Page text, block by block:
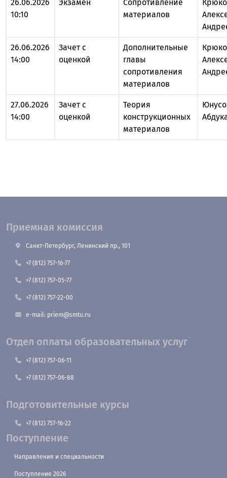
26.06.2026
10:10
Экзамен
Сопротивление
материалов
26.06.2026
14:00
Зачет с
оценкой
Дополнительные
главы
сопротивления
материалов
27.06.2026
14:00
Зачет с
оценкой
Теория
конструкционных
материалов
Приемная комиссия
Санкт-Петербург, Ленинский пр., 101
+7 (812) 757-16-77
+7 (812) 757-05-77
+7 (812) 757-22-00
e-mail: priem@smtu.ru
Отдел оплаты образовательных услуг
+7 (812) 757-06-11
+7 (812) 757-06-88
Подготовительные курсы
+7 (812) 757-16-22
Поступление
Направления и специальности
Поступление 2026